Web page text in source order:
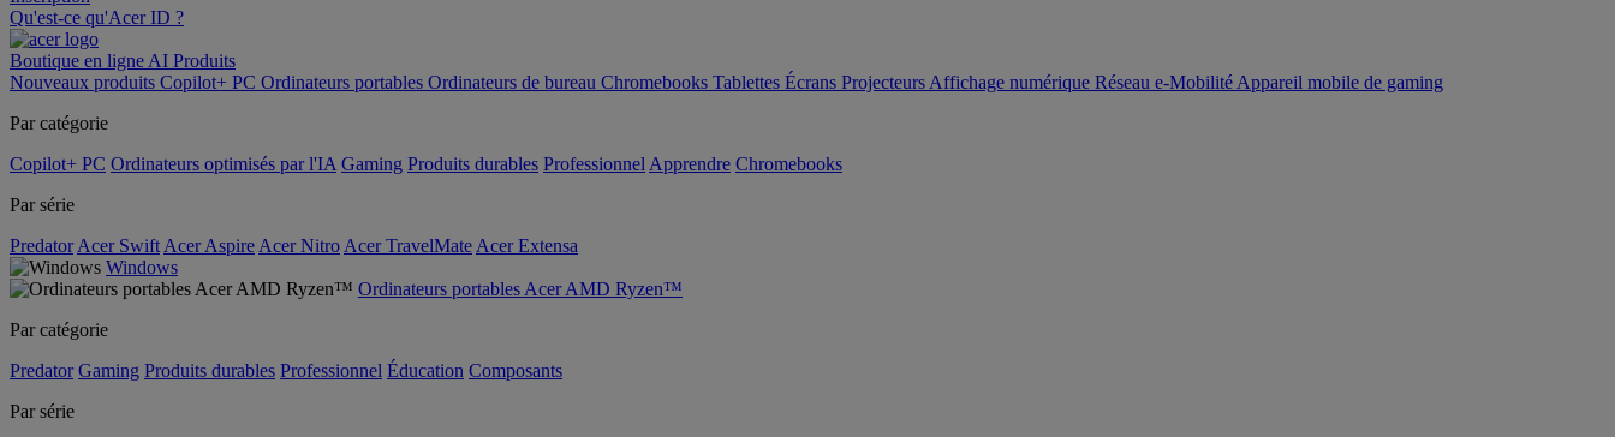
Qu'est-ce qu'Acer ID ?
Boutique en ligne AI Produits
Nouveaux produits Copilot+ PC Ordinateurs portables Ordinateurs de bureau Chromebooks Tablettes Écrans Projecteurs Affichage numérique Réseau e-Mobilité Appareil mobile de gaming
Par catégorie
Copilot+ PC Ordinateurs optimisés par l'IA Gaming Produits durables Professionnel Apprendre Chromebooks
Par série
Predator Acer Swift Acer Aspire Acer Nitro Acer TravelMate Acer Extensa
Windows
Ordinateurs portables Acer AMD Ryzen™
Par catégorie
Predator Gaming Produits durables Professionnel Éducation Composants
Par série